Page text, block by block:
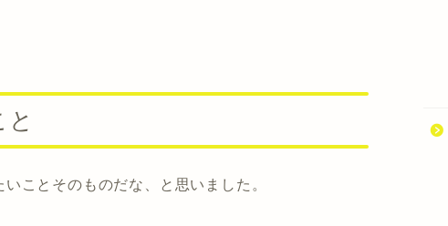
ことそのものだな、と思いました。